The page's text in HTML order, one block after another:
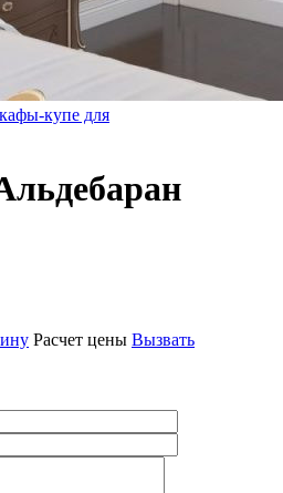
купе для
Расчет цены Вызвать